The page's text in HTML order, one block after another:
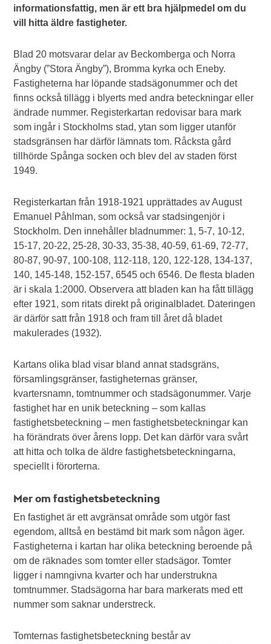
informationsfattig, men är ett bra hjälpmedel om du
vill hitta äldre fastigheter.
Blad 20 motsvarar delar av Beckomberga och Norra
Ängby (”Stora Ängby”), Bromma kyrka och Eneby.
Fastigheterna har löpande stadsägonummer och det
finns också tillägg i blyerts med andra beteckningar eller
ändrade nummer. Registerkartan redovisar bara mark
som ingår i Stockholms stad, ytan som ligger utanför
stadsgränsen har därför lämnats tom. Råcksta gård
tillhörde Spånga socken och blev del av staden först
1949.
Registerkartan från 1918-1921 upprättades av August
Emanuel Påhlman, som också var stadsingenjör i
Stockholm. Den innehåller bladnummer: 1, 5-7, 10-12,
15-17, 20-22, 25-28, 30-33, 35-38, 40-59, 61-69, 72-77,
80-87, 90-97, 100-108, 112-118, 120, 122-128, 134-137,
140, 145-148, 152-157, 6545 och 6546. De flesta bladen
är i skala 1:2000. Observera att bladen kan ha fått tillägg
efter 1921, som ritats direkt på originalbladet. Dateringen
är därför satt från 1918 och fram till året då bladet
makulerades (1932).
Kartans olika blad visar bland annat stadsgräns,
församlingsgränser, fastigheternas gränser,
kvartersnamn, tomtnummer och stadsägonummer. Varje
fastighet har en unik beteckning – som kallas
fastighetsbeteckning – men fastighetsbeteckningar kan
ha förändrats över årens lopp. Det kan därför vara svårt
att hitta och tolka de äldre fastighetsbeteckningarna,
speciellt i förorterna.
Mer om fastighetsbeteckning
En fastighet är ett avgränsat område som utgör fast
egendom, alltså en bestämd bit mark som någon äger.
Fastigheterna i kartan har olika beteckning beroende på
om de räknades som tomter eller stadsägor. Tomter
ligger i namngivna kvarter och har understrukna
tomtnummer. Stadsägorna har bara markerats med ett
nummer som saknar understreck.
Tomternas fastighetsbeteckning består av